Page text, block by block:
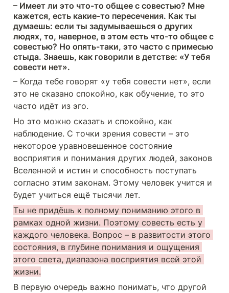
– Имеет ли это что-то общее с совестью? Мне
кажется, есть какие-то пересечения. Как ты
думаешь: если ты задумываешься о других
людях, то, наверное, в этом есть что-то общее с
совестью? Но опять-таки, это часто с примесью
стыда. Знаешь, как говорили в детстве: «У тебя
совести нет».
– Когда тебе говорят «у тебя совести нет», если
это не сказано спокойно, как обучение, то это
часто идёт из эго.
Но это можно сказать и спокойно, как
наблюдение. С точки зрения совести – это
некоторое уравновешенное состояние
восприятия и понимания других людей, законов
Вселенной и истин и способность поступать
согласно этим законам. Этому человек учится и
будет учиться ещё тысячи лет.
Ты не придёшь к полному пониманию этого в
рамках одной жизни. Поэтому совесть есть у
каждого человека. Вопрос – в развитости этого
состояния, в глубине понимания и ощущения
этого света, диапазона восприятия всей этой
жизни.
В первую очередь важно понимать, что другой